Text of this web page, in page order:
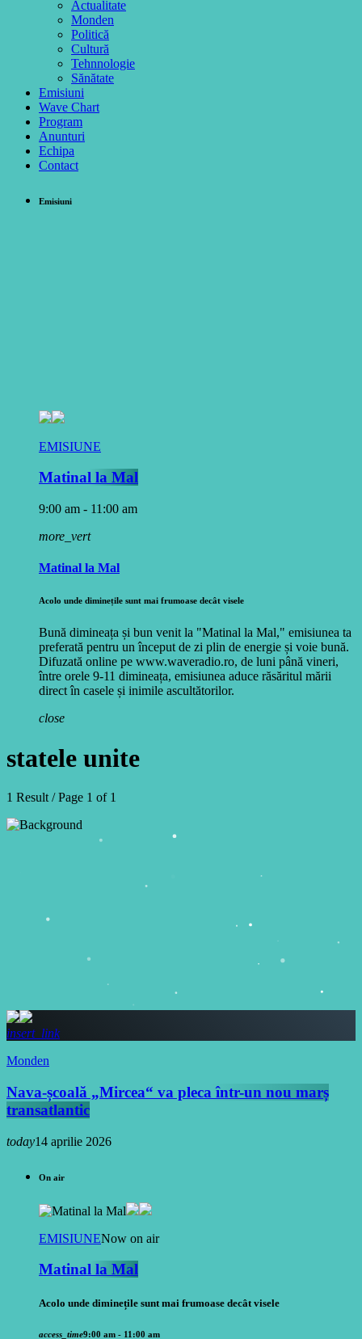
Actualitate
Monden
Politică
Cultură
Tehnnologie
Sănătate
Emisiuni
Wave Chart
Program
Anunturi
Echipa
Contact
Emisiuni
EMISIUNE
Matinal la Mal
9:00 am - 11:00 am
more_vert
Matinal la Mal
Acolo unde diminețile sunt mai frumoase decât visele
Bună dimineața și bun venit la "Matinal la Mal," emisiunea ta
preferată pentru un început de zi plin de energie și voie bună.
Difuzată online pe www.waveradio.ro, de luni până vineri,
între orele 9-11 dimineața, emisiunea aduce răsăritul mării
direct în casele și inimile ascultătorilor.
close
statele unite
1 Result / Page 1 of 1
insert_link
Monden
Nava-școală „Mircea“ va pleca într-un nou marș
transatlantic
today14 aprilie 2026
On air
EMISIUNENow on air
Matinal la Mal
Acolo unde diminețile sunt mai frumoase decât visele
access_time9:00 am - 11:00 am